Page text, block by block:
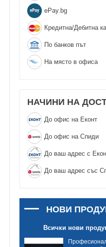
еPay.bg
Кредитна/Дебитна
По банков път
На място в офиса
НАЧИНИ НА
До офис на Еконт
До офис на Спиди
До ваш адрес с
До ваш адрес със
НОВИ
Всички нови